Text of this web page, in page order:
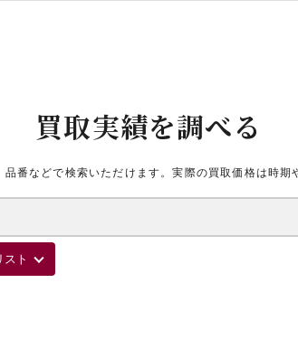
買取実績を調べる
番などで検索いただけます。実際の買取価格は時期
ト